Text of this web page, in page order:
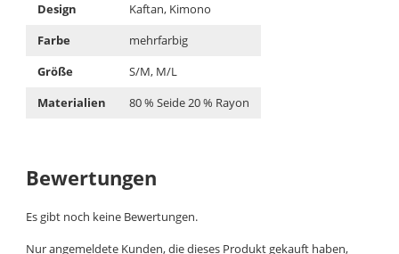
Design
Kaftan, Kimono
Farbe
mehrfarbig
Größe
S/M, M/L
Materialien
80 % Seide 20 % Rayon
Bewertungen
Es gibt noch keine Bewertungen.
Nur angemeldete Kunden, die dieses Produkt gekauft haben,